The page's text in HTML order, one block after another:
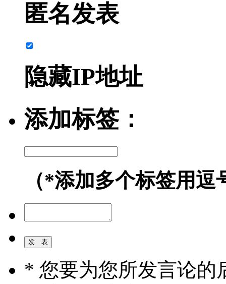
匿名发表
隐藏IP地址
添加标签：
（*添加多个标签用逗
* 您要为您所发言论的